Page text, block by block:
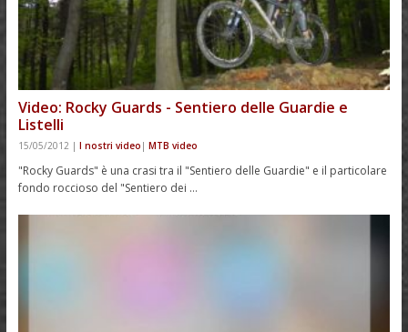
Video: Rocky Guards - Sentiero delle Guardie e
Listelli
15/05/2012 | I nostri video | MTB video
"Rocky Guards" è una crasi tra il "Sentiero delle Guardie" e il particolare
fondo roccioso del "Sentiero dei …